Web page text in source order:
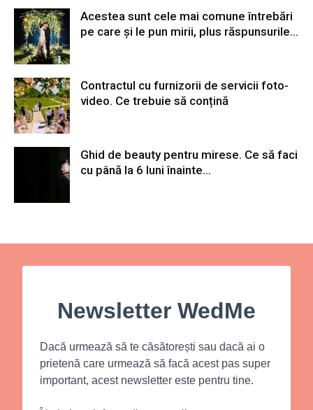
Acestea sunt cele mai comune întrebări
pe care și le pun mirii, plus răspunsurile...
Contractul cu furnizorii de servicii foto-
video. Ce trebuie să conțină
Ghid de beauty pentru mirese. Ce să faci
cu până la 6 luni înainte...
Newsletter WedMe
Dacă urmează să te căsătorești sau dacă ai o
prietenă care urmează să facă acest pas super
important, acest newsletter este pentru tine.